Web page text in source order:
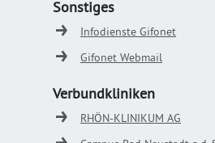
Sonstiges
Infodienste Gifonet
Gifonet Webmail
Verbundkliniken
RHÖN-KLINIKUM AG